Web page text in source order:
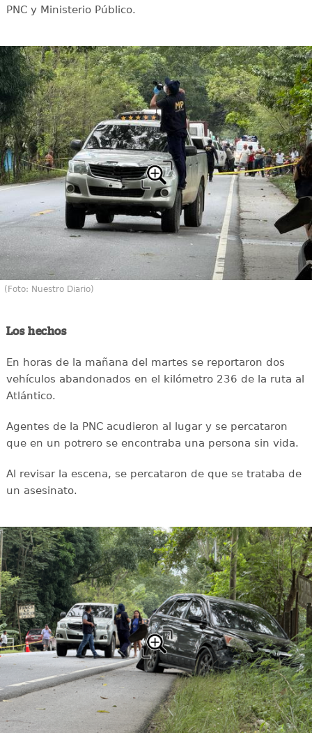
PNC y Ministerio Público.
(Foto: Nuestro Diario)
Los hechos
En horas de la mañana del martes se reportaron dos
vehículos abandonados en el kilómetro 236 de la ruta al
Atlántico.
Agentes de la PNC acudieron al lugar y se percataron
que en un potrero se encontraba una persona sin vida.
Al revisar la escena, se percataron de que se trataba de
un asesinato.